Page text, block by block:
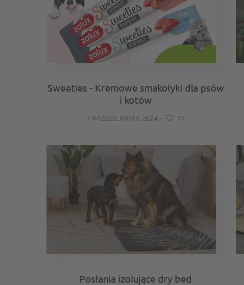
Sweeties - Kremowe smakołyki dla psów
i kotów
7 PAŹDZIERNIKA 2024 - 11
Posłania izolujące dry bed